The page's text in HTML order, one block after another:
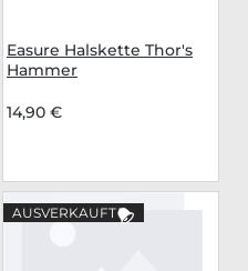
Easure Halskette Thor's
Hammer
14,90 €
AUSVERKAUFT